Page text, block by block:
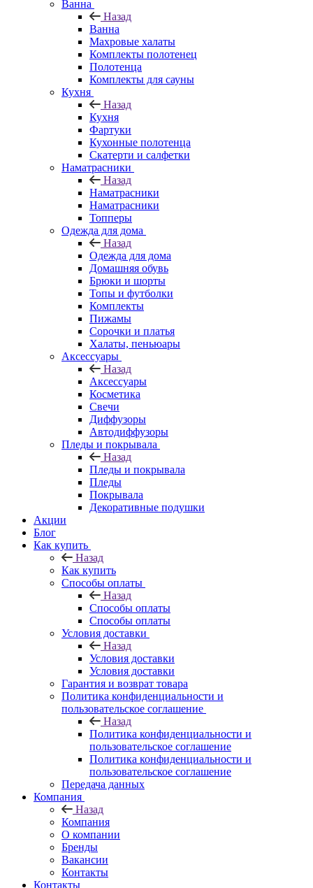
Ванна
Назад
Ванна
Махровые халаты
Комплекты полотенец
Полотенца
Комплекты для сауны
Кухня
Назад
Кухня
Фартуки
Кухонные полотенца
Скатерти и салфетки
Наматрасники
Назад
Наматрасники
Наматрасники
Топперы
Одежда для дома
Назад
Одежда для дома
Домашняя обувь
Брюки и шорты
Топы и футболки
Комплекты
Пижамы
Сорочки и платья
Халаты, пеньюары
Аксессуары
Назад
Аксессуары
Косметика
Свечи
Диффузоры
Автодиффузоры
Пледы и покрывала
Назад
Пледы и покрывала
Пледы
Покрывала
Декоративные подушки
Акции
Блог
Как купить
Назад
Как купить
Способы оплаты
Назад
Способы оплаты
Способы оплаты
Условия доставки
Назад
Условия доставки
Условия доставки
Гарантия и возврат товара
Политика конфиденциальности и
пользовательское соглашение
Назад
Политика конфиденциальности и
пользовательское соглашение
Политика конфиденциальности и
пользовательское соглашение
Передача данных
Компания
Назад
Компания
О компании
Бренды
Вакансии
Контакты
Контакты